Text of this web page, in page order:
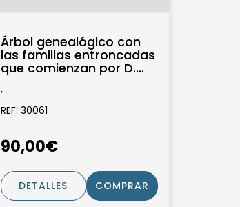
Árbol genealógico con
las familias entroncadas
que comienzan por D.
Mendoza, Marqués...
,
REF: 30061
90,00€
DETALLES COMPRAR